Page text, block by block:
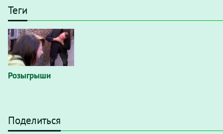
Теги
Розыгрыши
Поделиться